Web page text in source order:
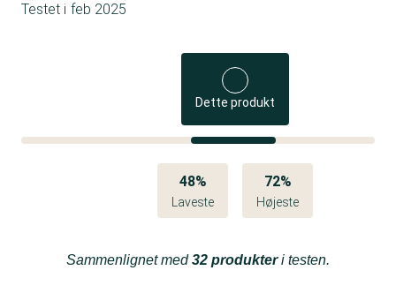
Testet i feb 2025
Dette produkt
48%
Laveste
72%
Højeste
Sammenlignet med 32 produkteri testen.